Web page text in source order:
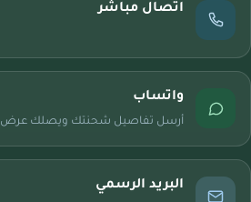
اتصال مباشر
واتساب
أرسل تفاصيل شحنتك ويصلك عرض
البريد الرسمي